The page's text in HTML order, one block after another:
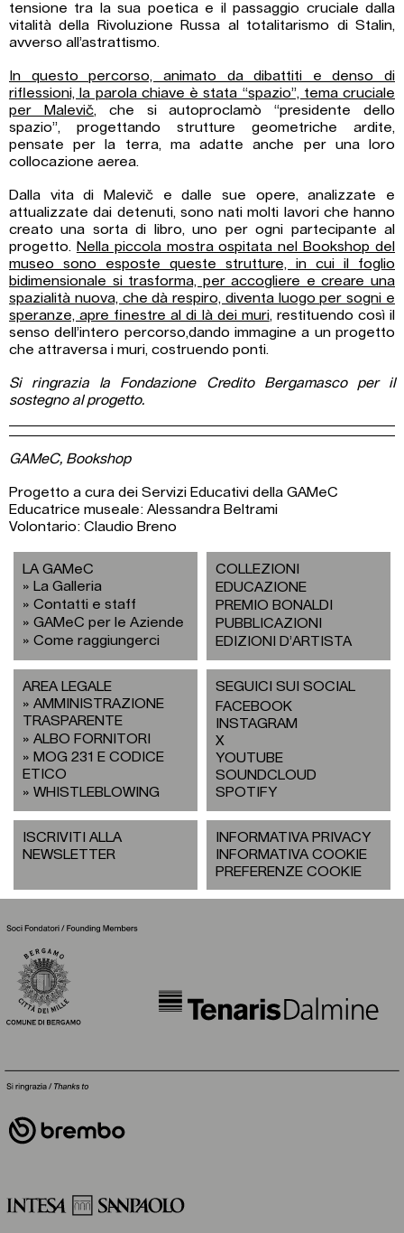
tensione tra la sua poetica e il passaggio cruciale dalla
vitalità della Rivoluzione Russa al totalitarismo di Stalin,
avverso all’astrattismo.
In questo percorso, animato da dibattiti e denso di
riflessioni, la parola chiave è stata “spazio”, tema cruciale
per Malevič, che si autoproclamò “presidente dello
spazio”, progettando strutture geometriche ardite,
pensate per la terra, ma adatte anche per una loro
collocazione aerea.
Dalla vita di Malevič e dalle sue opere, analizzate e
attualizzate dai detenuti, sono nati molti lavori che hanno
creato una sorta di libro, uno per ogni partecipante al
progetto. Nella piccola mostra ospitata nel Bookshop del
museo sono esposte queste strutture, in cui il foglio
bidimensionale si trasforma, per accogliere e creare una
spazialità nuova, che dà respiro, diventa luogo per sogni e
speranze, apre finestre al di là dei muri, restituendo così il
senso dell’intero percorso,dando immagine a un progetto
che attraversa i muri, costruendo ponti.
Si ringrazia la Fondazione Credito Bergamasco per il
sostegno al progetto.
GAMeC, Bookshop
Progetto a cura dei Servizi Educativi della GAMeC
Educatrice museale: Alessandra Beltrami
Volontario: Claudio Breno
LA GAMeC
La Galleria
Contatti e staff
GAMeC per le Aziende
Come raggiungerci
COLLEZIONI
EDUCAZIONE
PREMIO BONALDI
PUBBLICAZIONI
EDIZIONI D’ARTISTA
AREA LEGALE
AMMINISTRAZIONE
TRASPARENTE
ALBO FORNITORI
MOG 231 E CODICE
ETICO
WHISTLEBLOWING
SEGUICI SUI SOCIAL
FACEBOOK
INSTAGRAM
X
YOUTUBE
SOUNDCLOUD
SPOTIFY
ISCRIVITI ALLA
NEWSLETTER
INFORMATIVA PRIVACY
INFORMATIVA COOKIE
PREFERENZE COOKIE